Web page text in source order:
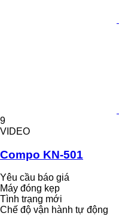
9
VIDEO
Compo KN-501
Yêu cầu báo giá
Máy đóng kẹp
Tình trạng mới
Chế độ vận hành tự động